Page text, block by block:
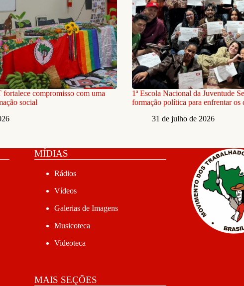
compromisso com uma
social
1ª Escola Nacional da Juventude
formação política para enfrentar os
31 de julho de 2026
MÍDIAS
Rádios
Vídeos
Galerias de Imagens
Musicoteca
Videoteca
MAIS SEÇÕES